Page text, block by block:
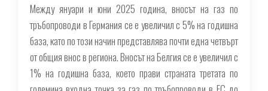
Между януари и юни 2025 година, вносът на газ по
тръбопроводи в Германия се е увеличил с 5% на годишна
база, като по този начин представлява почти една четвърт
от общия внос в региона. Вносът на Белгия се е увеличил с
1% на годишна база, което прави страната третата по